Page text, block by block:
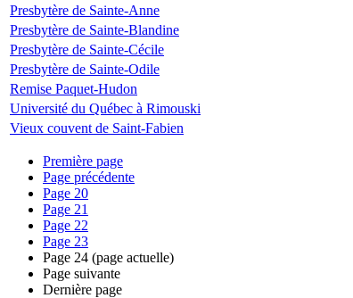
Presbytère de Sainte-Anne
Presbytère de Sainte-Blandine
Presbytère de Sainte-Cécile
Presbytère de Sainte-Odile
Remise Paquet-Hudon
Université du Québec à Rimouski
Vieux couvent de Saint-Fabien
Première page
Page précédente
Page 20
Page 21
Page 22
Page 23
Page 24 (page actuelle)
Page suivante
Dernière page